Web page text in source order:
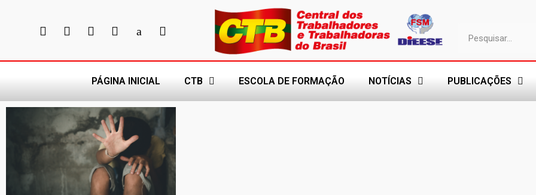
PÁGINA INICIAL CTB ESCOLA DE FORMAÇÃO NOTÍCIAS PUBLICAÇÕES